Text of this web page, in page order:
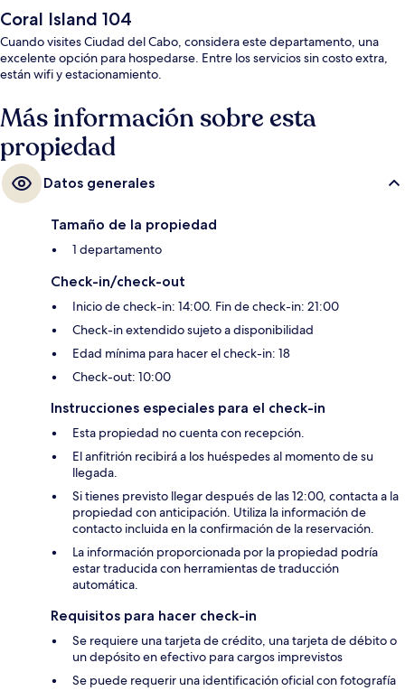
Coral Island 104
Cuando visites Ciudad del Cabo, considera este departamento, una
excelente opción para hospedarse. Entre los servicios sin costo extra,
están wifi y estacionamiento.
Más información sobre esta
propiedad
Datos generales
Tamaño de la propiedad
1 departamento
Check-in/check-out
Inicio de check-in: 14:00. Fin de check-in: 21:00
Check-in extendido sujeto a disponibilidad
Edad mínima para hacer el check-in: 18
Check-out: 10:00
Instrucciones especiales para el check-in
Esta propiedad no cuenta con recepción.
El anfitrión recibirá a los huéspedes al momento de su
llegada.
Si tienes previsto llegar después de las 12:00, contacta a la
propiedad con anticipación. Utiliza la información de
contacto incluida en la confirmación de la reservación.
La información proporcionada por la propiedad podría
estar traducida con herramientas de traducción
automática.
Requisitos para hacer check-in
Se requiere una tarjeta de crédito, una tarjeta de débito o
un depósito en efectivo para cargos imprevistos
Se puede requerir una identificación oficial con fotografía